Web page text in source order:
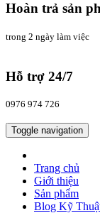
Hoàn trả sản
trong 2 ngày làm việc
Hỗ trợ 24/7
0976 974 726
Toggle navigation
Trang chủ
Giới thiệu
Sản phẩm
Blog Kỹ